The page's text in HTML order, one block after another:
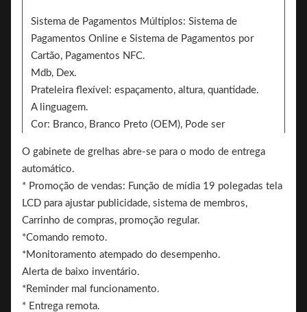
Sistema de Pagamentos Múltiplos: Sistema de
Pagamentos Online e Sistema de Pagamentos por
Cartão, Pagamentos NFC.
Mdb, Dex.
Prateleira flexível: espaçamento, altura, quantidade.
A linguagem.
Cor: Branco, Branco Preto (OEM), Pode ser
2 lados podem adicionar o adesivo para marca
O gabinete de grelhas abre-se para o modo de entrega
automático.
* Promoção de vendas: Função de mídia 19 polegadas tela
LCD para ajustar publicidade, sistema de membros,
Carrinho de compras, promoção regular.
*Comando remoto.
*Monitoramento atempado do desempenho.
Alerta de baixo inventário.
*Reminder mal funcionamento.
* Entrega remota.